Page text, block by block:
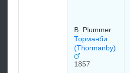
B. Plummer
Торманби
(Thormanby)
1857